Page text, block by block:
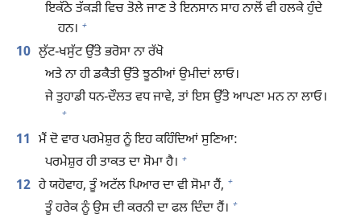
ਇਕੱਠੇ ਤੱਕੜੀ ਵਿਚ ਤੋਲੇ ਜਾਣ ਤੇ ਇਨਸਾਨ ਸਾਹ ਨਾਲੋਂ ਵੀ ਹਲਕੇ ਹੁੰਦੇ
ਹਨ। +
10 ਲੁੱਟ-ਖਸੁੱਟ ਉੱਤੇ ਭਰੋਸਾ ਨਾ ਰੱਖੋ
ਅਤੇ ਨਾ ਹੀ ਡਕੈਤੀ ਉੱਤੇ ਝੂਠੀਆਂ ਉਮੀਦਾਂ ਲਾਓ।
ਜੇ ਤੁਹਾਡੀ ਧਨ-ਦੌਲਤ ਵਧ ਜਾਵੇ, ਤਾਂ ਇਸ ਉੱਤੇ ਆਪਣਾ ਮਨ ਨਾ ਲਾਓ।
+
11 ਮੈਂ ਦੋ ਵਾਰ ਪਰਮੇਸ਼ੁਰ ਨੂੰ ਇਹ ਕਹਿੰਦਿਆਂ ਸੁਣਿਆ:
ਪਰਮੇਸ਼ੁਰ ਹੀ ਤਾਕਤ ਦਾ ਸੋਮਾ ਹੈ। +
12 ਹੇ ਯਹੋਵਾਹ, ਤੂੰ ਅਟੱਲ ਪਿਆਰ ਦਾ ਵੀ ਸੋਮਾ ਹੈਂ, +
ਤੂੰ ਹਰੇਕ ਨੂੰ ਉਸ ਦੀ ਕਰਨੀ ਦਾ ਫਲ ਦਿੰਦਾ ਹੈਂ। +